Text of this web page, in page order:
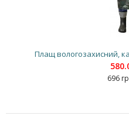
Плащ вологозахисний,
696